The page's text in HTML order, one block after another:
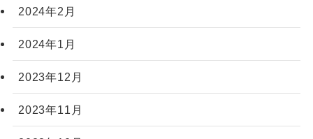
2024年2月
2024年1月
2023年12月
2023年11月